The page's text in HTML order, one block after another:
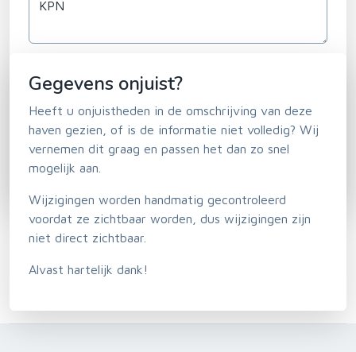
Gegevens onjuist?
Heeft u onjuistheden in de omschrijving van deze
haven gezien, of is de informatie niet volledig? Wij
vernemen dit graag en passen het dan zo snel
mogelijk aan.
Wijzigingen worden handmatig gecontroleerd
voordat ze zichtbaar worden, dus wijzigingen zijn
niet direct zichtbaar.
Alvast hartelijk dank!